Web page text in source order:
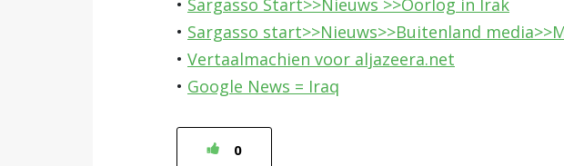
• Sargasso Start>>Nieuws >>Oorlog in Irak
• Sargasso start>>Nieuws>>Buitenland
• Vertaalmachien voor aljazeera.net
• Google News = Iraq
0